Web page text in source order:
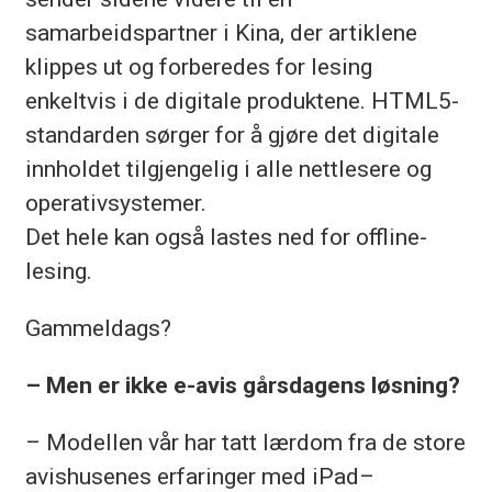
samarbeidspartner i Kina, der artiklene
klippes ut og forberedes for lesing
enkeltvis i de digitale produktene. HTML5-
standarden sørger for å gjøre det digitale
innholdet tilgjengelig i alle nettlesere og
operativsystemer.
Det hele kan også lastes ned for offline-
lesing.
Gammeldags?
– Men er ikke e-avis gårsdagens løsning?
– Modellen vår har tatt lærdom fra de store
avishusenes erfaringer med iPad–